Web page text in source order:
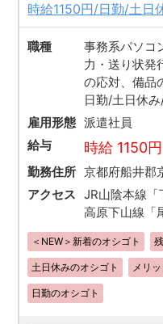
時給1150円/日勤/土日
職種
事務系パソコ
力・送り状発
の応対、備品
日勤/土日休
雇用形態 派遣社員
給与
時給 1150円
勤務住所 京都府船井郡
アクセス
JR山陰本線「
高原下山線「
＜NEW＞新着のオシゴト
土日休みのオシゴト メリ
日勤のオシゴト